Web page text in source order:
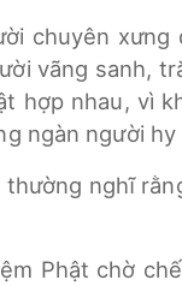
chuyên
vãng sanh,
hợp nhau, vì
người
nghĩ
Phật chờ